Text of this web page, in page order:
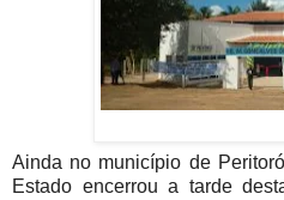
Ainda no município de
Estado encerrou a tarde